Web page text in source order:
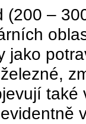
(200 –
jako
také